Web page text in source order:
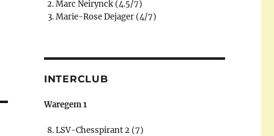
Marc Neirynck (4.5/7)
Marie-Rose Dejager (4/7)
INTERCLUB
Waregem 1
LSV-Chesspirant 2 (7)